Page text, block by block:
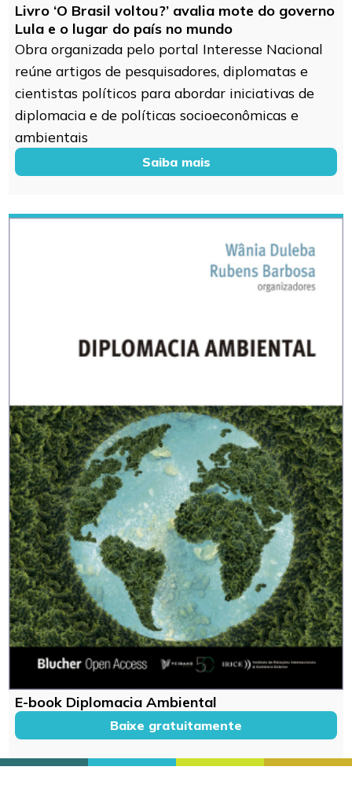
Livro ‘O Brasil voltou?’ avalia mote do governo
Lula e o lugar do país no mundo
Obra organizada pelo portal Interesse Nacional
reúne artigos de pesquisadores, diplomatas e
cientistas políticos para abordar iniciativas de
diplomacia e de políticas socioeconômicas e
ambientais
Saiba mais
E-book Diplomacia Ambiental
Baixe gratuitamente